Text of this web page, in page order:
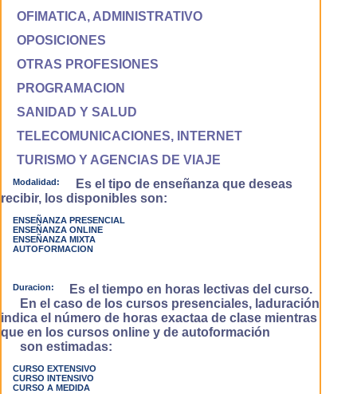
OFIMATICA, ADMINISTRATIVO
OPOSICIONES
OTRAS PROFESIONES
PROGRAMACION
SANIDAD Y SALUD
TELECOMUNICACIONES, INTERNET
TURISMO Y AGENCIAS DE VIAJE
Modalidad:
Es el tipo de enseñanza que deseas
recibir, los disponibles son:
ENSEÑANZA PRESENCIAL
ENSEÑANZA ONLINE
ENSEÑANZA MIXTA
AUTOFORMACION
Duracion:
Es el tiempo en horas lectivas del curso.
En el caso de los cursos presenciales, laduración
indica el número de horas exactaa de clase mientras
que en los cursos online y de autoformación
son estimadas:
CURSO EXTENSIVO
CURSO INTENSIVO
CURSO A MEDIDA